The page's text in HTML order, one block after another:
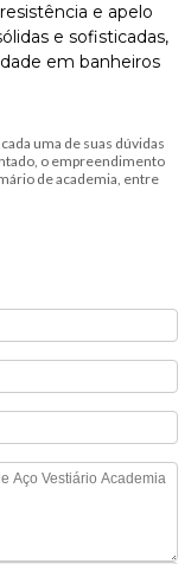
e apelo
e sofisticadas,
em banheiros
uma de suas dúvidas
o empreendimento
de academia, entre